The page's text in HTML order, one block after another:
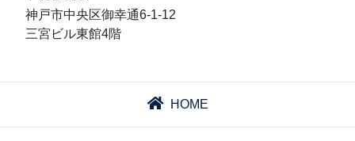
神戸市中央区御幸通6-1-12
三宮ビル東館4階
HOME